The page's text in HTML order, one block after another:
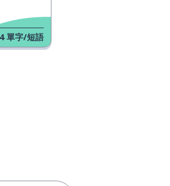
單字/短語